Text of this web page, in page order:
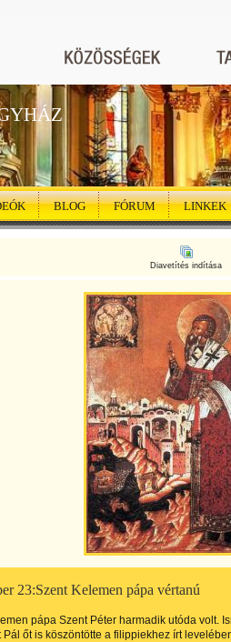
BLOG FÓRUM LINKEK
Diavetítés indítása
23:Szent Kelemen pápa vértanú
pápa Szent Péter harmadik utóda volt.
Pál őt is köszöntötte a filippiekhez írt